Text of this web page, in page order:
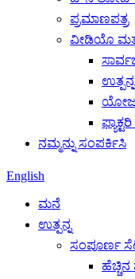
ಪ್ರಮಾಣಪತ್ರ
ವೀಡಿಯೊ
ನಮ್ಮನ್ನು ಸಂಪರ್ಕಿಸಿ
English
ಮನೆ
ಉತ್ಪನ್ನ
ಸಂಪೂರ್ಣ